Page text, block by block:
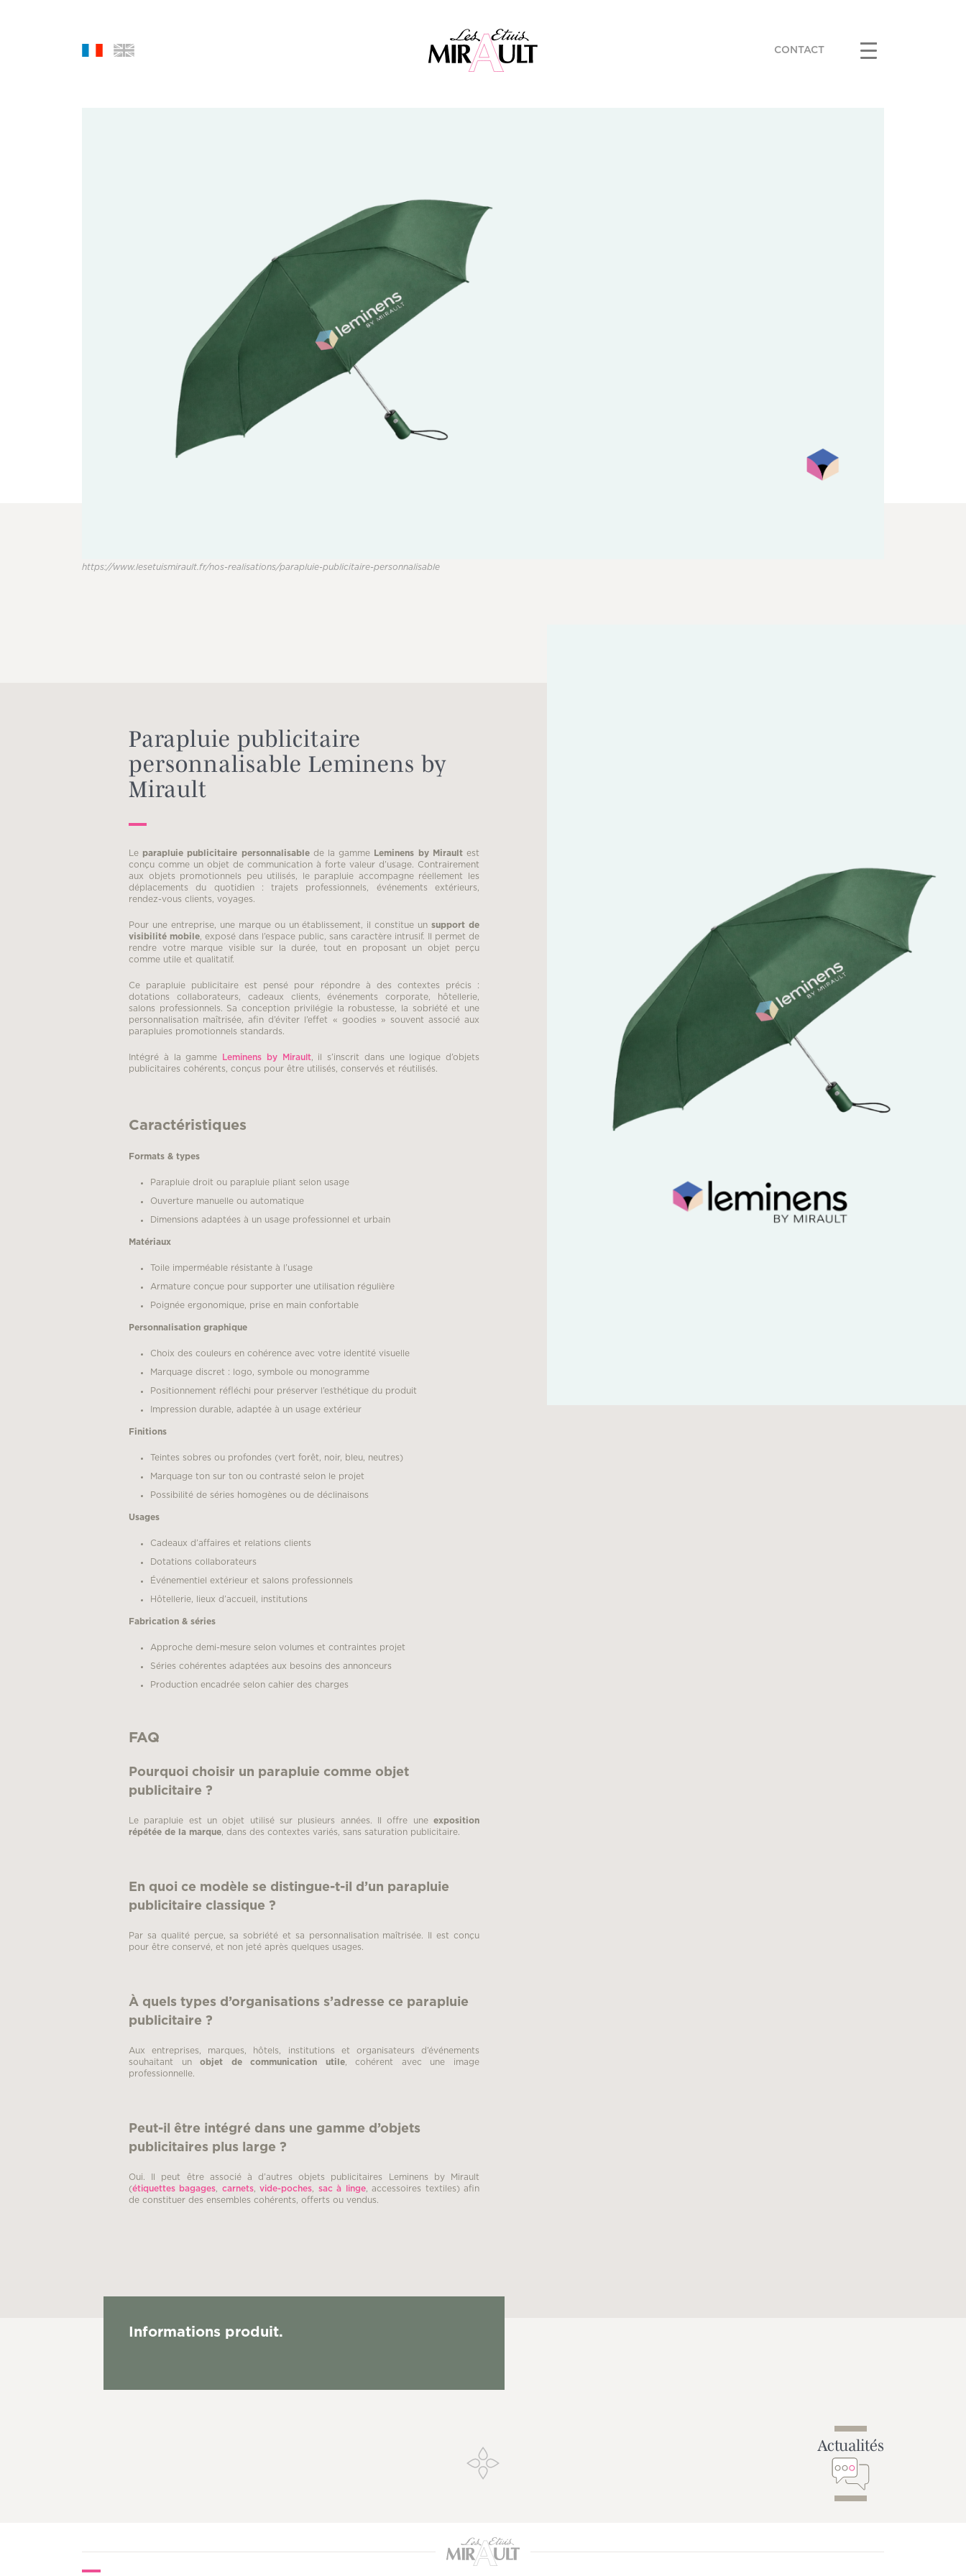
CONTACT
https://www.lesetuismirault.fr/nos-realisations/parapluie-publicitaire-personnalisable
Parapluie publicitaire
personnalisable Leminens by
Mirault
Le parapluie publicitaire personnalisablede la gamme Leminens by Miraultest
conçu comme un objet de communication à forte valeur d’usage. Contrairement
aux objets promotionnels peu utilisés, le parapluie accompagne réellement les
déplacements du quotidien : trajets professionnels, événements extérieurs,
rendez-vous clients, voyages.
Pour une entreprise, une marque ou un établissement, il constitue unsupport de
visibilité mobile, exposé dans l’espace public, sans caractère intrusif. Il permet de
rendre votre marque visible sur la durée, tout en proposant un objet perçu
comme utile et qualitatif.
Ce parapluie publicitaire est pensé pour répondre à des contextes précis :
dotations collaborateurs, cadeaux clients, événements corporate, hôtellerie,
salons professionnels. Sa conception privilégie la robustesse, la sobriété et une
personnalisation maîtrisée, afin d’éviter l’effet « goodies » souvent associé aux
parapluies promotionnels standards.
Intégré à la gamme Leminens by Mirault, il s’inscrit dans une logique d’objets
publicitaires cohérents, conçus pour être utilisés, conservés et réutilisés.
Caractéristiques
Formats & types
Parapluie droit ou parapluie pliant selon usage
Ouverture manuelle ou automatique
Dimensions adaptées à un usage professionnel et urbain
Matériaux
Toile imperméable résistante à l’usage
Armature conçue pour supporter une utilisation régulière
Poignée ergonomique, prise en main confortable
Personnalisation graphique
Choix des couleurs en cohérence avec votre identité visuelle
Marquage discret : logo, symbole ou monogramme
Positionnement réfléchi pour préserver l’esthétique du produit
Impression durable, adaptée à un usage extérieur
Finitions
Teintes sobres ou profondes (vert forêt, noir, bleu, neutres)
Marquage ton sur ton ou contrasté selon le projet
Possibilité de séries homogènes ou de déclinaisons
Usages
Cadeaux d’affaires et relations clients
Dotations collaborateurs
Événementiel extérieur et salons professionnels
Hôtellerie, lieux d’accueil, institutions
Fabrication & séries
Approche demi-mesure selon volumes et contraintes projet
Séries cohérentes adaptées aux besoins des annonceurs
Production encadrée selon cahier des charges
FAQ
Pourquoi choisir un parapluie comme objet
publicitaire ?
Le parapluie est un objet utilisé sur plusieurs années. Il offre une exposition
répétée de la marque, dans des contextes variés, sans saturation publicitaire.
En quoi ce modèle se distingue-t-il d’un parapluie
publicitaire classique ?
Par sa qualité perçue, sa sobriété et sa personnalisation maîtrisée. Il est conçu
pour être conservé, et non jeté après quelques usages.
À quels types d’organisations s’adresse ce parapluie
publicitaire ?
Aux entreprises, marques, hôtels, institutions et organisateurs d’événements
souhaitant unobjet de communication utile, cohérent avec une image
professionnelle.
Peut-il être intégré dans une gamme d’objets
publicitaires plus large ?
Oui. Il peut être associé à d’autres objets publicitaires Leminens by Mirault
(étiquettes bagages, carnets,vide-poches, sac à linge, accessoires textiles) afin
de constituer des ensembles cohérents, offerts ou vendus.
Informations produit.
Actualités